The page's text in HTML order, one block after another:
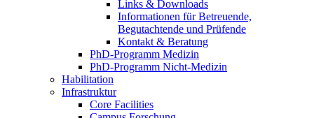
Links & Downloads
Informationen für Betreuende,
Begutachtende und Prüfende
Kontakt & Beratung
PhD-Programm Medizin
PhD-Programm Nicht-Medizin
Habilitation
Infrastruktur
Core Facilities